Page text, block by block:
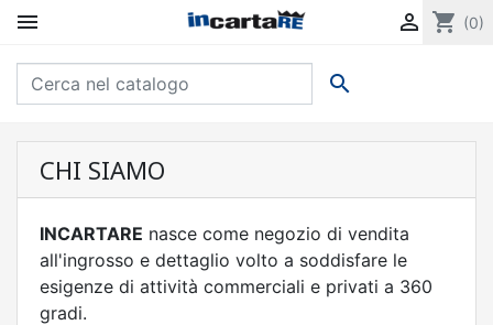
  shopping_cart (0)

CHI SIAMO
INCARTARE nasce come negozio di vendita
all'ingrosso e dettaglio volto a soddisfare le
esigenze di attività commerciali e privati a 360
gradi.